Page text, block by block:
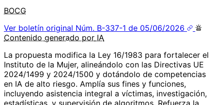
BOCG
Ver boletín original Núm. B-337-1 de 05/06/2026
Contenido generado por IA
La propuesta modifica la Ley 16/1983 para fortalecer el
Instituto de la Mujer, alineándolo con las Directivas UE
2024/1499 y 2024/1500 y dotándolo de competencias
en IA de alto riesgo. Amplía sus fines y funciones,
incluyendo asistencia integral a víctimas, investigación,
estadísticas, y supervisión de algoritmos. Refuerza la